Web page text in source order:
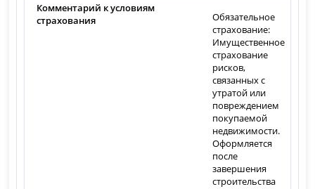
Комментарий к условиям
страхования
Обязательное
страхование:
Имущественное
страхование
рисков,
связанных с
утратой или
повреждением
покупаемой
недвижимости.
Оформляется
после
завершения
строительства